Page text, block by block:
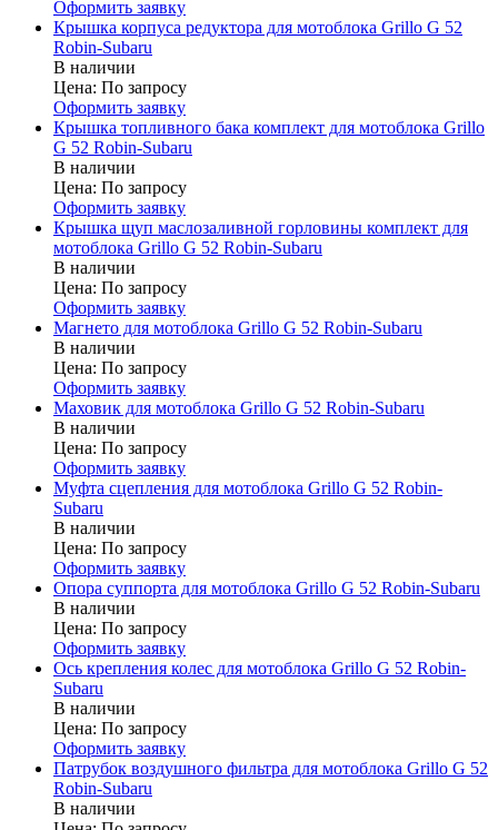
Оформить заявку
Крышка корпуса редуктора для мотоблока Grillo G 52
Robin-Subaru
В наличии
Цена: По запросу
Оформить заявку
Крышка топливного бака комплект для мотоблока Grillo
G 52 Robin-Subaru
В наличии
Цена: По запросу
Оформить заявку
Крышка щуп маслозаливной горловины комплект для
мотоблока Grillo G 52 Robin-Subaru
В наличии
Цена: По запросу
Оформить заявку
Магнето для мотоблока Grillo G 52 Robin-Subaru
В наличии
Цена: По запросу
Оформить заявку
Маховик для мотоблока Grillo G 52 Robin-Subaru
В наличии
Цена: По запросу
Оформить заявку
Муфта сцепления для мотоблока Grillo G 52 Robin-
Subaru
В наличии
Цена: По запросу
Оформить заявку
Опора суппорта для мотоблока Grillo G 52 Robin-Subaru
В наличии
Цена: По запросу
Оформить заявку
Ось крепления колес для мотоблока Grillo G 52 Robin-
Subaru
В наличии
Цена: По запросу
Оформить заявку
Патрубок воздушного фильтра для мотоблока Grillo G 52
Robin-Subaru
В наличии